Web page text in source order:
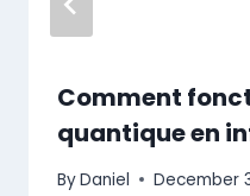
Comment
quantique en
ByDaniel December